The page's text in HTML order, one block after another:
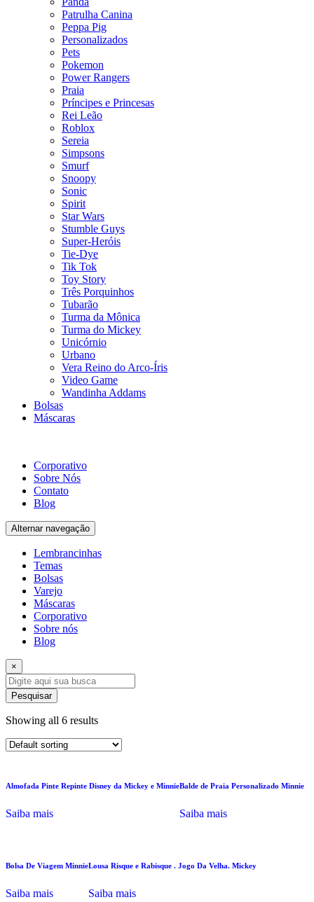
Patrulha Canina
Peppa Pig
Personalizados
Pets
Pokemon
Power Rangers
Praia
Príncipes e Princesas
Rei Leão
Roblox
Sereia
Simpsons
Smurf
Snoopy
Sonic
Spirit
Star Wars
Stumble Guys
Super-Heróis
Tie-Dye
Tik Tok
Toy Story
Três Porquinhos
Tubarão
Turma da Mônica
Turma do Mickey
Unicórnio
Urbano
Vera Reino do Arco-Íris
Video Game
Wandinha Addams
Bolsas
Máscaras
Corporativo
Sobre Nós
Contato
Blog
Alternar navegação
Lembrancinhas
Temas
Bolsas
Varejo
Máscaras
Corporativo
Sobre nós
Blog
×
Pesquisar
Showing all 6 results
Almofada Pinte Repinte Disney da Mickey e Minnie
Saiba mais
Balde de Praia Personalizado Minnie
Saiba mais
Bolsa De Viagem Minnie
Saiba mais
Lousa Risque e Rabisque . Jogo Da Velha. Mickey
Saiba mais